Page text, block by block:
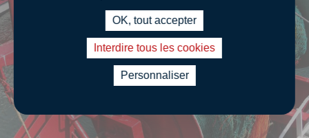
OK, tout accepter
Interdire tous les cookies
Personnaliser